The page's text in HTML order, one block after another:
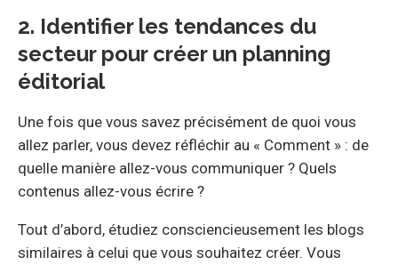
2. Identifier les tendances du
secteur pour créer un planning
éditorial
Une fois que vous savez précisément de quoi vous
allez parler, vous devez réfléchir au « Comment » : de
quelle manière allez-vous communiquer ? Quels
contenus allez-vous écrire ?
Tout d’abord, étudiez consciencieusement les blogs
similaires à celui que vous souhaitez créer. Vous